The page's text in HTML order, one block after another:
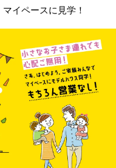
イペースに見学！